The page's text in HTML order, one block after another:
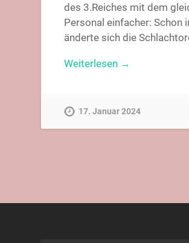
des 3.Reiches mit dem
Personal einfacher: Schon
änderte sich die
Weiterlesen →
17. Januar 2024